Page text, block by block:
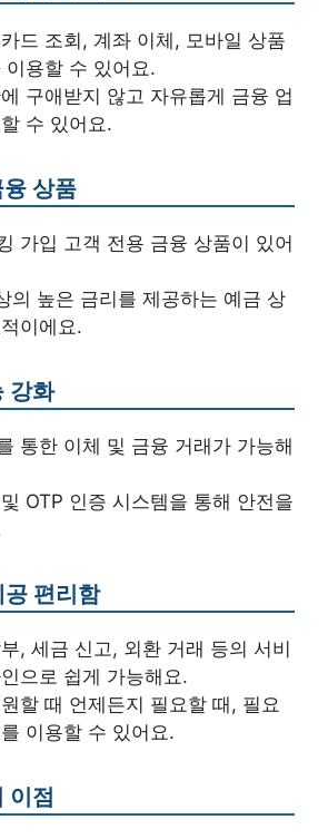
드 조회, 계좌 이체, 모바일 상품
이용할 수 있어요.
구애받지 않고 자유롭게 금융 업
수 있어요.
상품
가입 고객 전용 금융 상품이 있어
의 높은 금리를 제공하는 예금 상
이에요.
강화
통한 이체 및 금융 거래가 가능해
OTP 인증 시스템을 통해 안전을
편리함
, 세금 신고, 외환 거래 등의 서비
으로 쉽게 가능해요.
할 때 언제든지 필요할 때, 필요
이용할 수 있어요.
이점